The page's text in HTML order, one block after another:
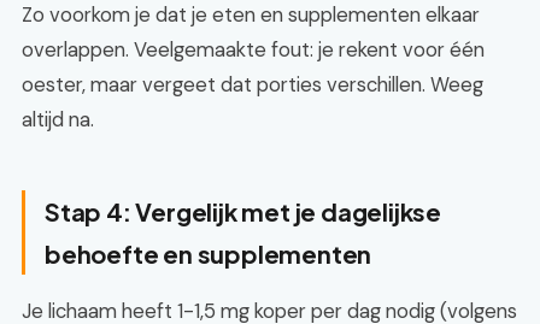
Zo voorkom je dat je eten en supplementen elkaar
overlappen. Veelgemaakte fout: je rekent voor één
oester, maar vergeet dat porties verschillen. Weeg
altijd na.
Stap 4: Vergelijk met je dagelijkse
behoefte en supplementen
Je lichaam heeft 1-1,5 mg koper per dag nodig (volgens